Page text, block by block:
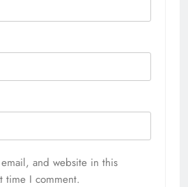
and website in this
time I comment.